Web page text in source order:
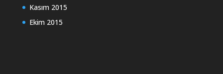
Kasım 2015
Ekim 2015